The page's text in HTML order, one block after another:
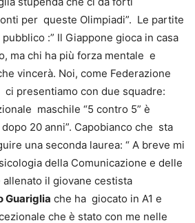
per queste Olimpiadi”. Le partite
:” Il Giappone gioca in casa
ma chi ha più forza mentale e
vincerà. Noi, come Federazione
ci presentiamo con due squadre:
maschile “5 contro 5” è
20 anni”. Capobianco che sta
una seconda laurea: “ A breve mi
della Comunicazione e delle
allenato il giovane cestista
Guariglia che ha giocato in A1 e
che è stato con me nelle